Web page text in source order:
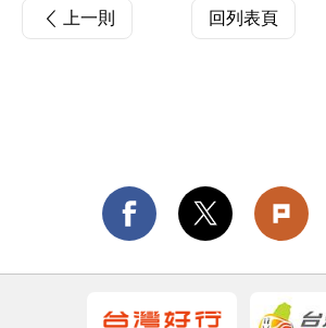
上一則 回列表頁